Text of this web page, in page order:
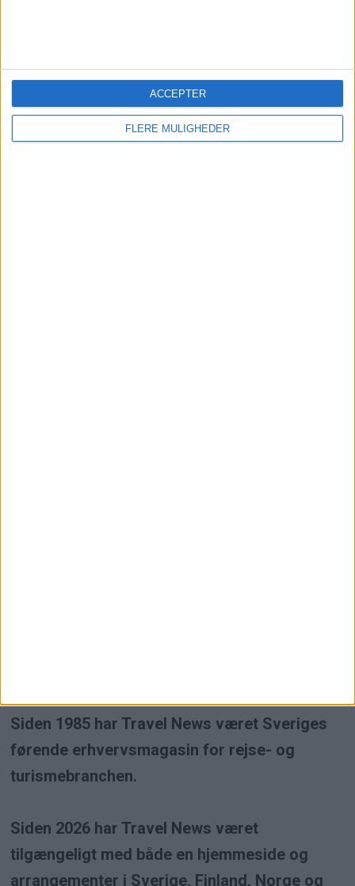
FLERE MULIGHEDER
ACCEPTER
Siden 1985 har Travel News været Sveriges
førende erhvervsmagasin for rejse- og
turismebranchen.
Siden 2026 har Travel News været
tilgængeligt med både en hjemmeside og
arrangementer i Sverige, Finland, Norge og